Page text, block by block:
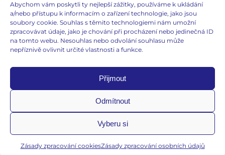
Abychom vám poskytli ty nejlepší zážitky, používáme k ukládání
a/nebo přístupu k informacím o zařízení technologie, jako jsou
soubory cookie. Souhlas s těmito technologiemi nám umožní
zpracovávat údaje, jako je chování při procházení nebo jedinečná ID
na tomto webu. Nesouhlas nebo odvolání souhlasu může
nepříznivě ovlivnit určité vlastnosti a funkce.
Přijmout
Odmítnout
Vyberu si
Zásady zpracování cookiesZásady zpracování osobních údajů
Vaginální potíže
Problémy močových cest
Početí a těhotenství
Hormonální nerovnováha
Edukační články
Slovníček pojmů
Co je e-gynda?